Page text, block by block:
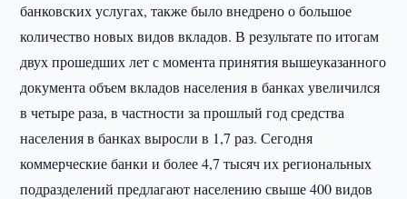
банковских услугах, также было внедрено о большое
количество новых видов вкладов. В результате по итогам
двух прошедших лет с момента принятия вышеуказанного
документа объем вкладов населения в банках увеличился
в четыре раза, в частности за прошлый год средства
населения в банках выросли в 1,7 раз. Сегодня
коммерческие банки и более 4,7 тысяч их региональных
подразделений предлагают населению свыше 400 видов